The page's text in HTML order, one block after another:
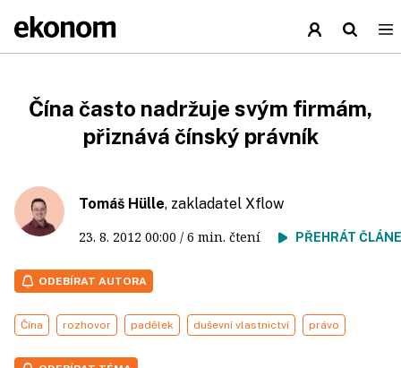
Čína často nadržuje svým firmám,
přiznává čínský právník
Tomáš Hülle, zakladatel Xflow
23. 8. 2012 00:00 / 6 min. čtení PŘEHRÁT
ODEBÍRAT AUTORA
Čína rozhovor padělek duševní vlastnictví právo